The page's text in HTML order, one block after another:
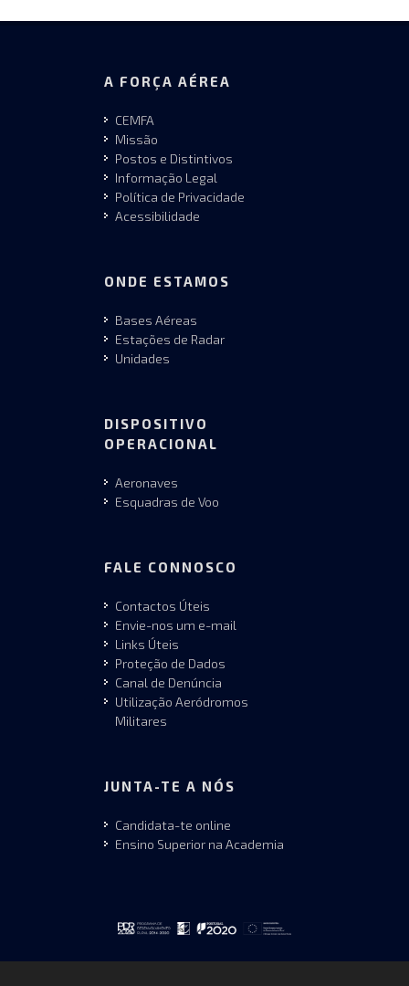
A FORÇA AÉREA
CEMFA
Missão
Postos e Distintivos
Informação Legal
Política de Privacidade
Acessibilidade
ONDE ESTAMOS
Bases Aéreas
Estações de Radar
Unidades
DISPOSITIVO
OPERACIONAL
Aeronaves
Esquadras de Voo
FALE CONNOSCO
Contactos Úteis
Envie-nos um e-mail
Links Úteis
Proteção de Dados
Canal de Denúncia
Utilização Aeródromos
Militares
JUNTA-TE A NÓS
Candidata-te online
Ensino Superior na Academia